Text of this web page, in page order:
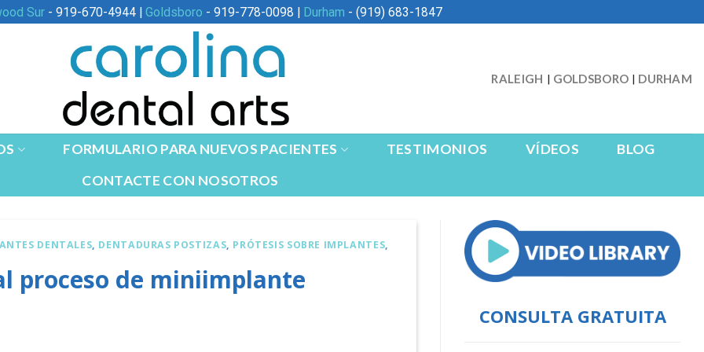
Sur- 919-670-4944 | Goldsboro - 919-778-0098 | Durham - (919) 683-1847
RALEIGH | GOLDSBORO | DURHAM
FORMULARIO PARA NUEVOS PACIENTES TESTIMONIOS VÍDEOS
BLOG
CONTACTE CON NOSOTROS
DENTALES, DENTADURAS POSTIZAS, PRÓTESIS SOBRE IMPLANTES,
proceso de miniimplante
CONSULTA GRATUITA